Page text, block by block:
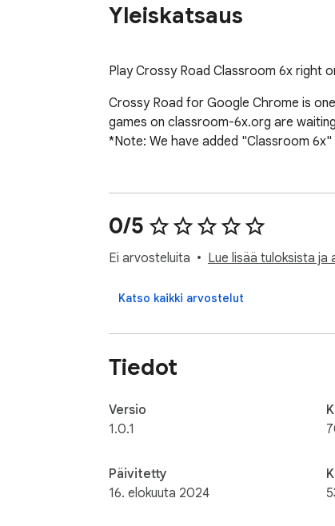
Yleiskatsaus
Play Crossy Road Classroom 6x right
Crossy Road for Google Chrome is
games on classroom-6x.org are
*Note: We have added "Classroom
0/5
Ei arvosteluita Lue lisää tuloksista ja
Katso kaikki arvostelut
Tiedot
Versio
1.0.1
Päivitetty
16. elokuuta 2024